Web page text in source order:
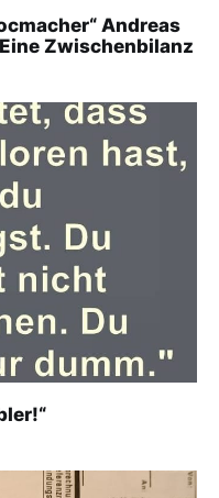
Andreas
Zwischenbilanz